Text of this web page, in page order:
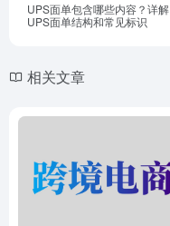
UPS面单包含哪些内容？详解
UPS面单结构和常见标识
相关文章